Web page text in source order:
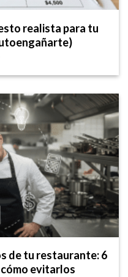
realista para tu
de tu restaurante: 6
evitarlos